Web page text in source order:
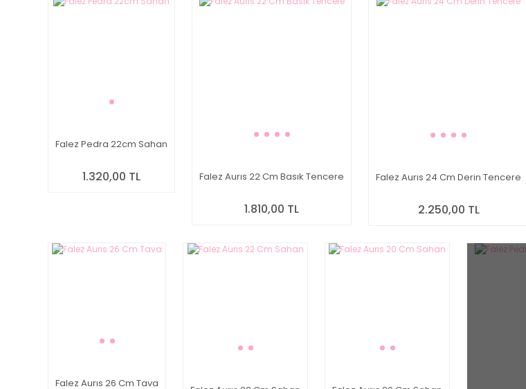
Falez Pedra 22cm Sahan
1.320,00 TL Falez Aurıs 22 Cm Basık Tencere
1.810,00 TL
Falez Aurıs 24 Cm Derin Tencere
2.250,00 TL
Falez Aurıs 26 Cm Tava